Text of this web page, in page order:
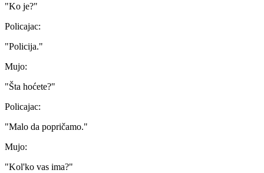
"Ko je?"
Policajac:
"Policija."
Mujo:
"Šta hoćete?"
Policajac:
"Malo da popričamo."
Mujo:
"Kol'ko vas ima?"